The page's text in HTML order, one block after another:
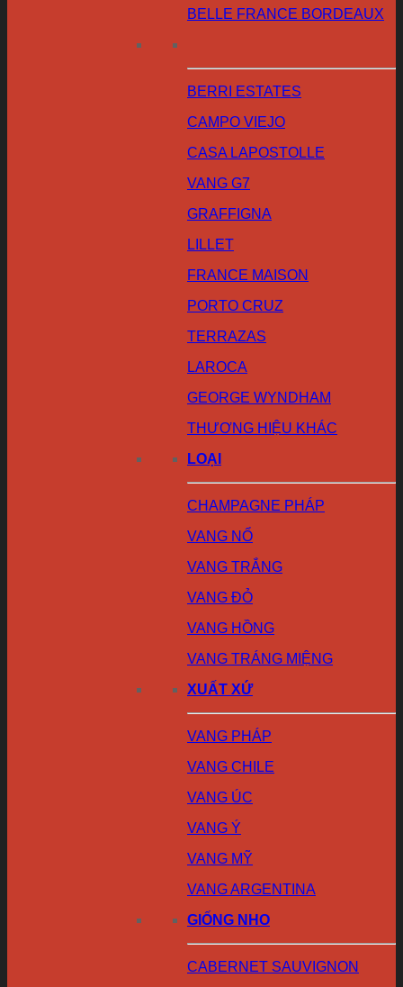
BELLE FRANCE BORDEAUX
BERRI ESTATES
CAMPO VIEJO
CASA LAPOSTOLLE
VANG G7
GRAFFIGNA
LILLET
FRANCE MAISON
PORTO CRUZ
TERRAZAS
LAROCA
GEORGE WYNDHAM
THƯƠNG HIỆU KHÁC
LOẠI
CHAMPAGNE PHÁP
VANG NỔ
VANG TRẮNG
VANG ĐỎ
VANG HỒNG
VANG TRÁNG MIỆNG
XUẤT XỨ
VANG PHÁP
VANG CHILE
VANG ÚC
VANG Ý
VANG MỸ
VANG ARGENTINA
GIỐNG NHO
CABERNET SAUVIGNON